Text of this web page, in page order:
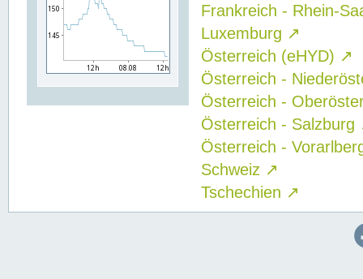
Frankreich - Rhein-
Luxemburg ↗
Österreich (eHYD) ↗
Österreich -
Österreich -
Österreich - Salzburg
Österreich -
Schweiz ↗
Tschechien ↗